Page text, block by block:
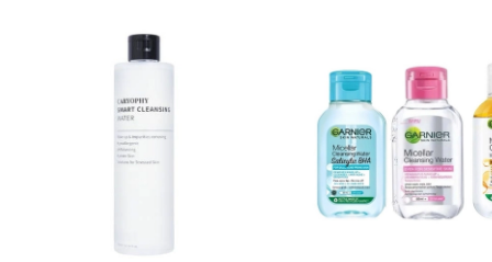
Giúp tẩy sang các lớp makeup lâu trôi, bụi bẩn, dầu thừa
nằm sâu trong lỗ chân lông mà không làm da khô rát.